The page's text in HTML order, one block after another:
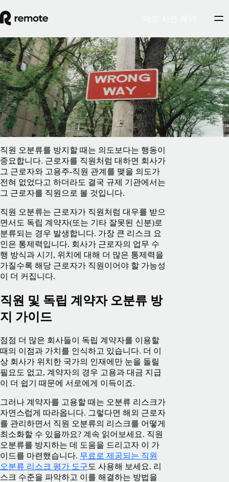
Blog/계약자 관리
직원 및 독립 계약자 오분류 방지 가이드
ByPedro Barros
2026년 2월 25일
직원 오분류를 방지할 때는 의도보다는 행동이
중요합니다. 근로자를 직원처럼 대하면 회사가
그 근로자와 고용주-직원 관계를 맺을 의도가
전혀 없었다고 하더라도 결국 규제 기관에서는
그 근로자를 직원으로 볼 것입니다.
직원 오분류는 근로자가 직원처럼 대우를 받으
면서도 독립 계약자(또는 기타 잘못된 신분)로
분류되는 경우 발생합니다. 가장 큰 리스크 요
인은 통제력입니다. 회사가 근로자의 업무 수
행 방식과 시기, 위치에 대해 더 많은 통제력을
가질수록 해당 근로자가 직원이어야 할 가능성
이 더 커집니다.
직원 및 독립 계약자 오분류 방
지 가이드
점점 더 많은 회사들이 독립 계약자를 이용할
때의 이점과 가치를 인식하고 있습니다. 더 이
상 회사가 위치한 국가의 인재에만 눈을 돌릴
필요도 없고, 계약자의 경우 고용과 대금 지급
이 더 쉽기 때문에 서로에게 이득이죠.
그러나 계약자를 고용할 때는 오분류 리스크가
자연스럽게 따라옵니다. 그렇다면 해외 근로자
를 관리하면서 직원 오분류의 리스크를 어떻게
최소화할 수 있을까요? 계속 읽어보세요. 직원
오분류를 방지하는 데 도움을 드리고자 이 가
이드를 마련했습니다. 무료로 제공되는 직원
오분류 리스크 평가 도구 도 사용해 보세요. 리
스크 수준을 파악하고 이를 해결하는 방법을